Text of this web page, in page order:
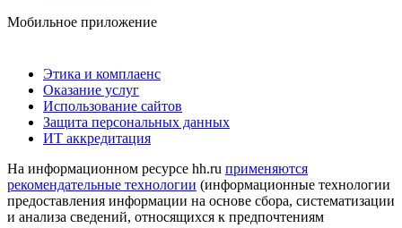
Мобильное приложение
Этика и комплаенс
Оказание услуг
Использование сайтов
Защита персональных данных
ИТ аккредитация
На информационном ресурсе hh.ru применяются
рекомендательные технологии (информационные технологии
предоставления информации на основе сбора, систематизации
и анализа сведений, относящихся к предпочтениям